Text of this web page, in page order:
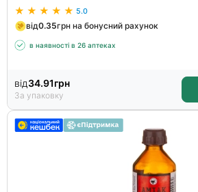
5.0
від0.35грн на бонусний рахунок
в наявності в 26 аптеках
від34.91грн
За упаковку